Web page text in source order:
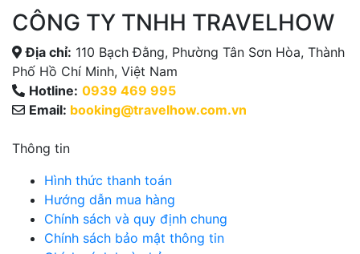
CÔNG TY TNHH TRAVELHOW
Địa chỉ: 110 Bạch Đằng, Phường Tân Sơn Hòa, Thành
Phố Hồ Chí Minh, Việt Nam
Hotline: 0939 469 995
Email: booking@travelhow.com.vn
Thông tin
Hình thức thanh toán
Hướng dẫn mua hàng
Chính sách và quy định chung
Chính sách bảo mật thông tin